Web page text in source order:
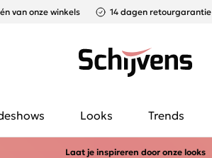
van onze winkels 14 dagen retourgarantie
Looks Trends
Laat je inspireren door onze looks